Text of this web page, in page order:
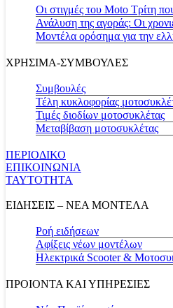
Οι στιγμές του Moto Τρίτη
Ανάλυση της αγοράς: Οι
Μοντέλα ορόσημα για την
ΧΡΗΣΙΜΑ-ΣΥΜΒΟΥΛΕΣ
Συμβουλές
Τέλη κυκλοφορίας
Τιμές διοδίων μοτοσυκλέτας
Μεταβίβαση μοτοσυκλέτας
ΠΕΡΙΟΔΙΚΟ
ΕΠΙΚΟΙΝΩΝΙΑ
ΤΑΥΤΟΤΗΤΑ
ΕΙΔΗΣΕΙΣ – ΝΕΑ ΜΟΝΤΕΛΑ
Ροή ειδήσεων
Αφίξεις νέων μοντέλων
Ηλεκτρικά Scooter &
ΠΡΟΙΟΝΤΑ ΚΑΙ ΥΠΗΡΕΣΙΕΣ